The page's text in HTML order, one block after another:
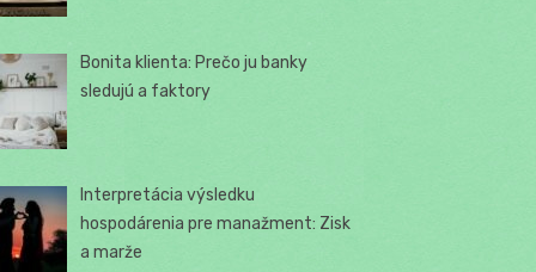
Bonita klienta: Prečo ju banky
sledujú a faktory
Interpretácia výsledku
hospodárenia pre manažment: Zisk
a marže